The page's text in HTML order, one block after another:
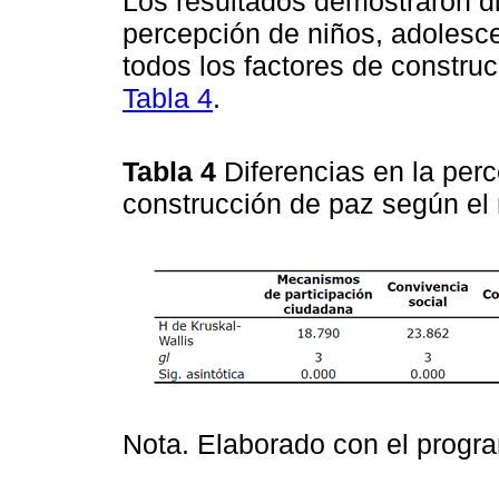
percepción de niños,
todos los factores de
Tabla 4.
Tabla 4 Diferencias en la
construcción de paz según
Nota. Elaborado con el